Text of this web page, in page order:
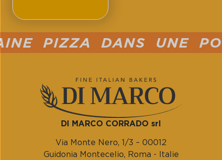
PIZZA DANS UNE
DI MARCO CORRADO srl
Via Monte Nero, 1/3 – 00012
Guidonia Montecelio, Roma - Italie